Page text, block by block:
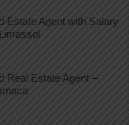
Estate Agent with Salary
Real Estate Agent –